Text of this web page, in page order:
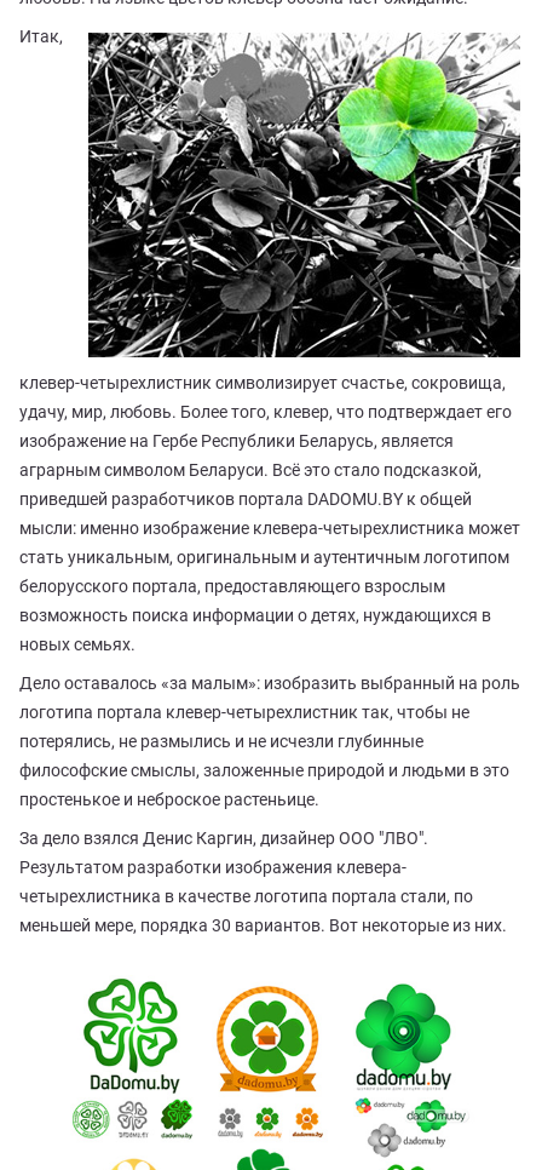
Итак,
клевер-четырехлистник символизирует счастье, сокровища,
удачу, мир, любовь. Более того, клевер, что подтверждает его
изображение на Гербе Республики Беларусь, является
аграрным символом Беларуси. Всё это стало подсказкой,
приведшей разработчиков портала DADOMU.BY к общей
мысли: именно изображение клевера-четырехлистника может
стать уникальным, оригинальным и аутентичным логотипом
белорусского портала, предоставляющего взрослым
возможность поиска информации о детях, нуждающихся в
новых семьях.
Дело оставалось «за малым»: изобразить выбранный на роль
логотипа портала клевер-четырехлистник так, чтобы не
потерялись, не размылись и не исчезли глубинные
философские смыслы, заложенные природой и людьми в это
простенькое и неброское растеньице.
За дело взялся Денис Каргин, дизайнер ООО "ЛВО".
Результатом разработки изображения клевера-
четырехлистника в качестве логотипа портала стали, по
меньшей мере, порядка 30 вариантов. Вот некоторые из них.